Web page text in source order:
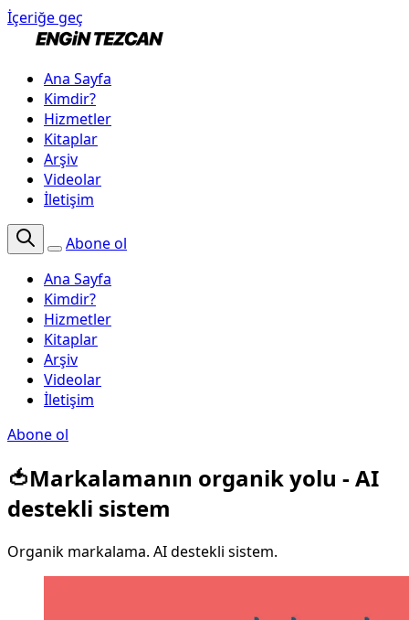
İçeriğe geç
Ana Sayfa
Kimdir?
Hizmetler
Kitaplar
Arşiv
Videolar
İletişim
Abone ol
Ana Sayfa
Kimdir?
Hizmetler
Kitaplar
Arşiv
Videolar
İletişim
Abone ol
🍅Markalamanın organik yolu - AI
destekli sistem
Organik markalama. AI destekli sistem.